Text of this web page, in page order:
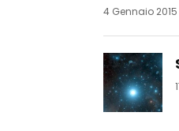
4 Gennaio 2015